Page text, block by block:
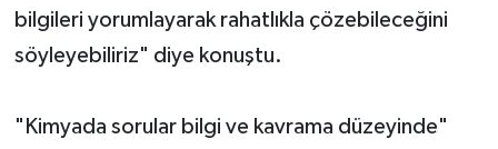
bilgileri yorumlayarak rahatlıkla çözebileceğini
söyleyebiliriz" diye konuştu.
"Kimyada sorular bilgi ve kavrama düzeyinde"